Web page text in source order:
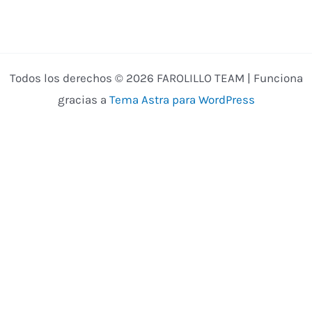
Todos los derechos © 2026 FAROLILLO TEAM | Funciona
gracias a Tema Astra para WordPress